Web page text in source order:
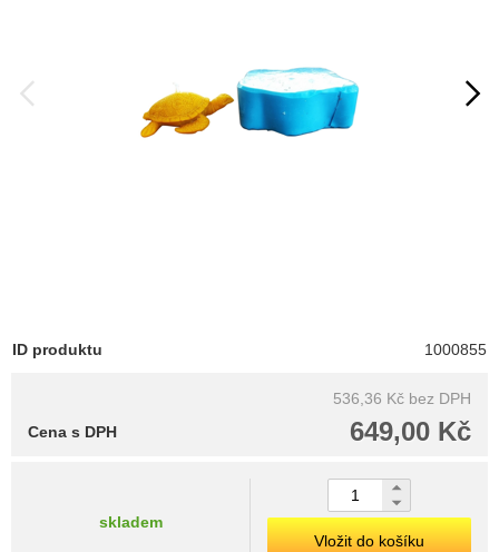
ID produktu 1000855
536,36 Kč bez DPH
649,00 Kč
Cena s DPH
skladem
Vložit do košíku